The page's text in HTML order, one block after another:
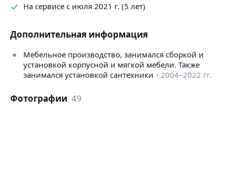
На сервисе с июля 2021 г. (5 лет)
Дополнительная информация
Мебельное производство, занимался сборкой и
установкой корпусной и мягкой мебели. Также
занимался установкой сантехники
2004–2022 гг.
Фотографии 49